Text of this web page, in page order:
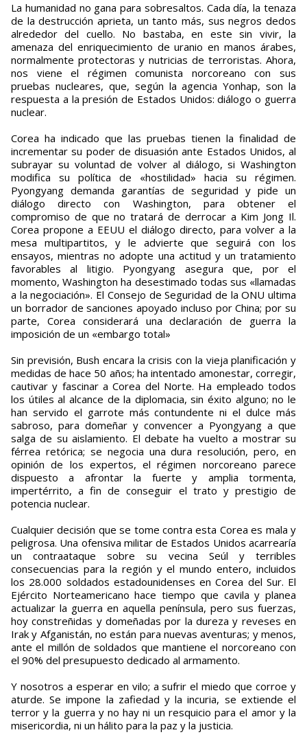
La humanidad no gana para sobresaltos. Cada día, la tenaza
de la destrucción aprieta, un tanto más, sus negros dedos
alrededor del cuello. No bastaba, en este sin vivir, la
amenaza del enriquecimiento de uranio en manos árabes,
normalmente protectoras y nutricias de terroristas. Ahora,
nos viene el régimen comunista norcoreano con sus
pruebas nucleares, que, según la agencia Yonhap, son la
respuesta a la presión de Estados Unidos: diálogo o guerra
nuclear.
Corea ha indicado que las pruebas tienen la finalidad de
incrementar su poder de disuasión ante Estados Unidos, al
subrayar su voluntad de volver al diálogo, si Washington
modifica su política de «hostilidad» hacia su régimen.
Pyongyang demanda garantías de seguridad y pide un
diálogo directo con Washington, para obtener el
compromiso de que no tratará de derrocar a Kim Jong Il.
Corea propone a EEUU el diálogo directo, para volver a la
mesa multipartitos, y le advierte que seguirá con los
ensayos, mientras no adopte una actitud y un tratamiento
favorables al litigio. Pyongyang asegura que, por el
momento, Washington ha desestimado todas sus «llamadas
a la negociación». El Consejo de Seguridad de la ONU ultima
un borrador de sanciones apoyado incluso por China; por su
parte, Corea considerará una declaración de guerra la
imposición de un «embargo total»
Sin previsión, Bush encara la crisis con la vieja planificación y
medidas de hace 50 años; ha intentado amonestar, corregir,
cautivar y fascinar a Corea del Norte. Ha empleado todos
los útiles al alcance de la diplomacia, sin éxito alguno; no le
han servido el garrote más contundente ni el dulce más
sabroso, para domeñar y convencer a Pyongyang a que
salga de su aislamiento. El debate ha vuelto a mostrar su
férrea retórica; se negocia una dura resolución, pero, en
opinión de los expertos, el régimen norcoreano parece
dispuesto a afrontar la fuerte y amplia tormenta,
impertérrito, a fin de conseguir el trato y prestigio de
potencia nuclear.
Cualquier decisión que se tome contra esta Corea es mala y
peligrosa. Una ofensiva militar de Estados Unidos acarrearía
un contraataque sobre su vecina Seúl y terribles
consecuencias para la región y el mundo entero, incluidos
los 28.000 soldados estadounidenses en Corea del Sur. El
Ejército Norteamericano hace tiempo que cavila y planea
actualizar la guerra en aquella península, pero sus fuerzas,
hoy constreñidas y domeñadas por la dureza y reveses en
Irak y Afganistán, no están para nuevas aventuras; y menos,
ante el millón de soldados que mantiene el norcoreano con
el 90% del presupuesto dedicado al armamento.
Y nosotros a esperar en vilo; a sufrir el miedo que corroe y
aturde. Se impone la zafiedad y la incuria, se extiende el
terror y la guerra y no hay ni un resquicio para el amor y la
misericordia, ni un hálito para la paz y la justicia.